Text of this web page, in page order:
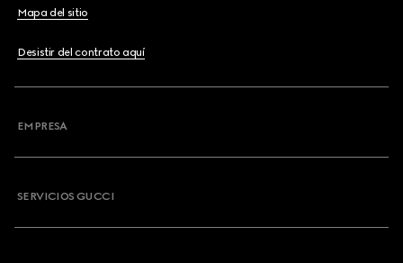
Mapa del sitio
Desistir del contrato aquí
EMPRESA
SERVICIOS GUCCI